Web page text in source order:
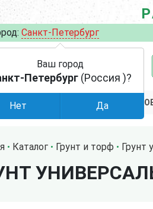
Санкт-Петербург
АКЦИИ
Каталог Грунт и торф Грунт
Ваш город
Петербург (Россия )?
Нет Да